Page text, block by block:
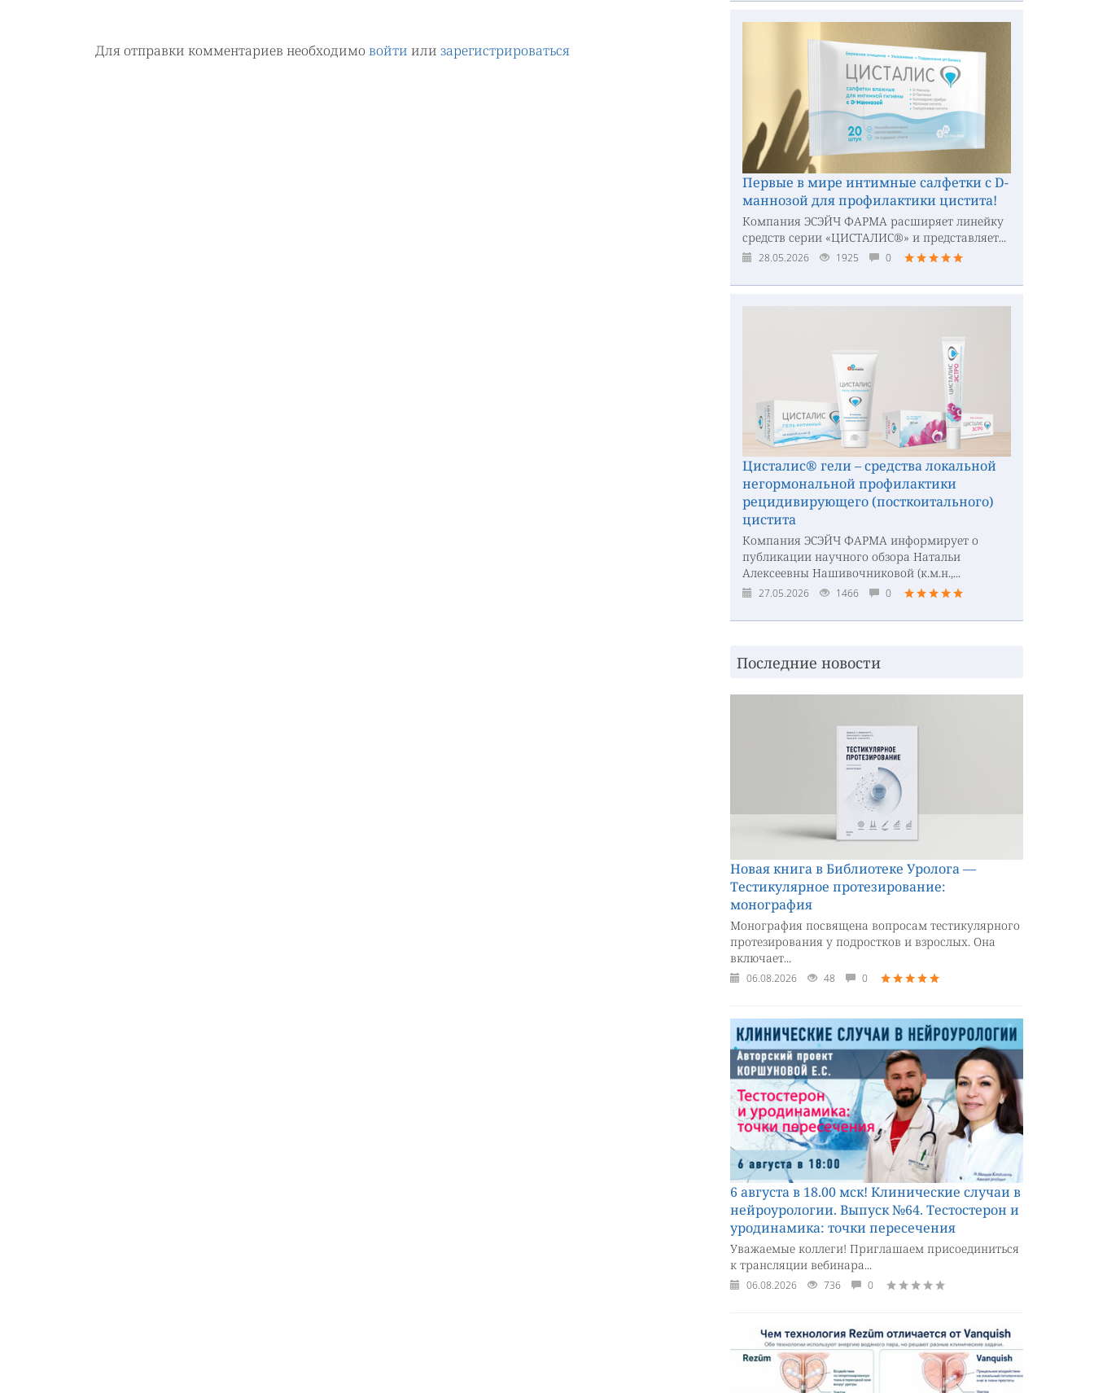
Для отправки комментариев необходимо войти или зарегистрироваться
Первые в мире интимные салфетки с D-
маннозой для профилактики цистита!
Компания ЭСЭЙЧ ФАРМА расширяет линейку
средств серии «ЦИСТАЛИС®» и представляет...
28.05.2026 1925 0
Цисталис® гели – средства локальной
негормональной профилактики
рецидивирующего (посткоитального)
цистита
Компания ЭСЭЙЧ ФАРМА информирует о
публикации научного обзора Натальи
Алексеевны Нашивочниковой (к.м.н.,...
27.05.2026 1466 0
Последние новости
Новая книга в Библиотеке Уролога —
Тестикулярное протезирование:
монография
Монография посвящена вопросам тестикулярного
протезирования у подростков и взрослых. Она
включает...
06.08.2026 48 0
6 августа в 18.00 мск! Клинические случаи в
нейроурологии. Выпуск №64. Тестостерон и
уродинамика: точки пересечения
Уважаемые коллеги! Приглашаем присоединиться
к трансляции вебинара...
06.08.2026 736 0